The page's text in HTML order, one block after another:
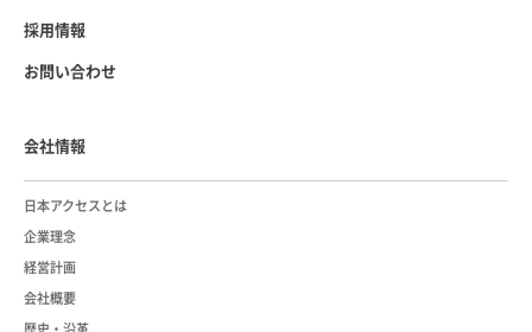
採用情報
お問い合わせ
会社情報
日本アクセスとは
企業理念
経営計画
会社概要